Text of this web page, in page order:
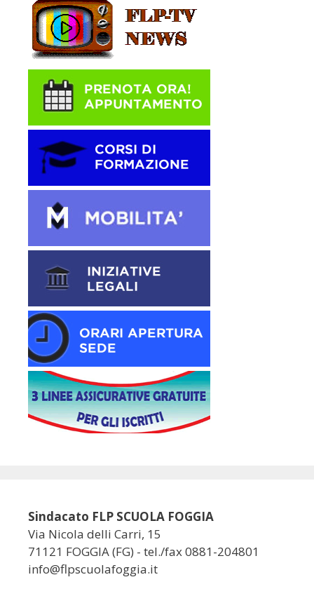
Sindacato FLP SCUOLA FOGGIA
Via Nicola delli Carri, 15
71121 FOGGIA (FG) - tel./fax 0881-204801
info@flpscuolafoggia.it